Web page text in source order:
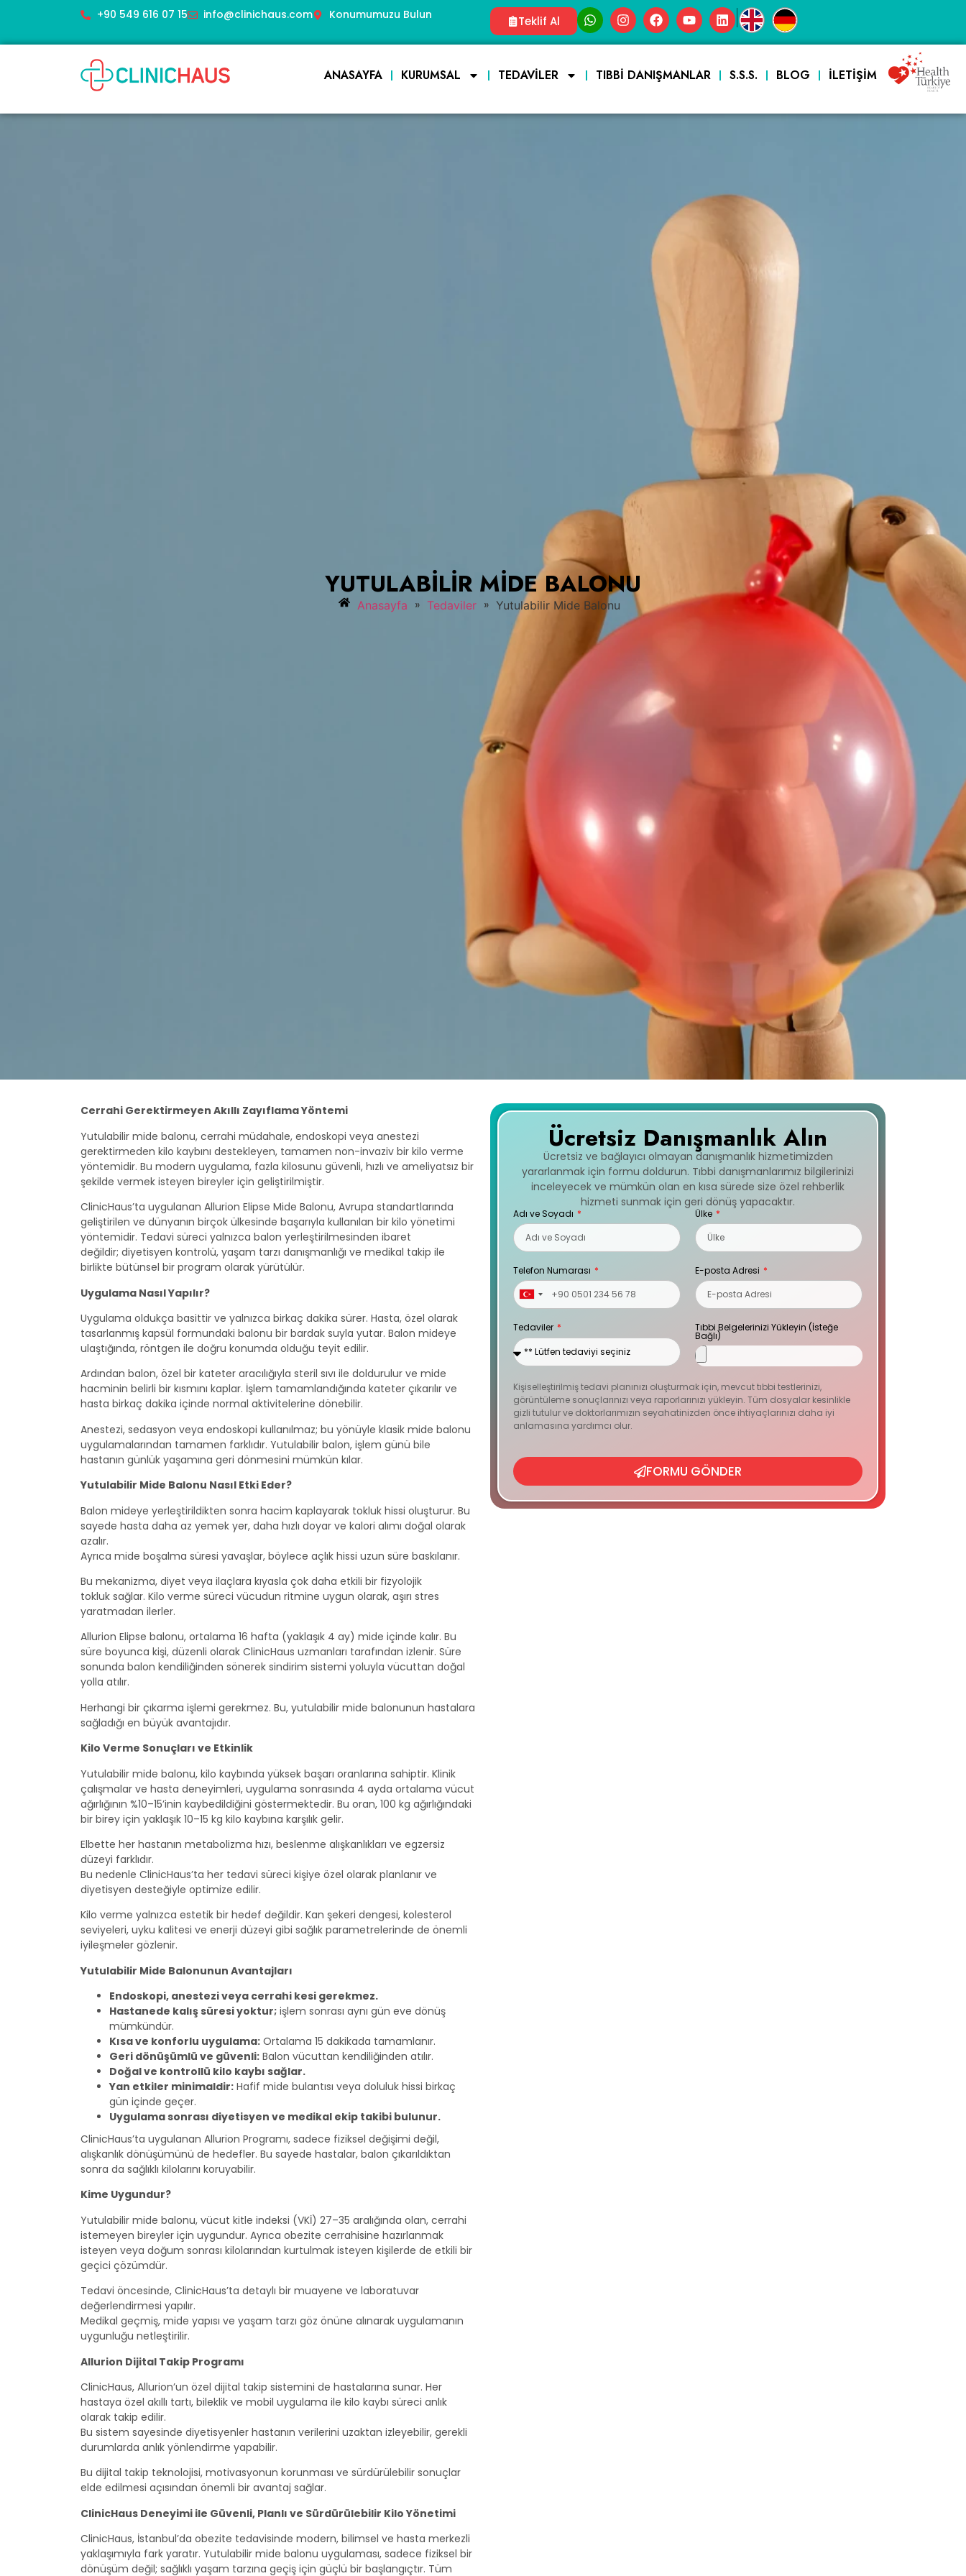
+90 549 616 07 15 info@clinichaus.com Konumumuzu Bulun Teklif Al |
ANASAYFA KURUMSAL TEDAVILER TIBBI DANIŞMANLAR S.S.S. BLOG İLETIŞIM
YUTULABILIR MIDE BALONU
Anasayfa » Tedaviler » Yutulabilir Mide Balonu
Cerrahi Gerektirmeyen Akıllı Zayıflama Yöntemi
Yutulabilir mide balonu, cerrahi müdahale, endoskopi veya anestezi
gerektirmeden kilo kaybını destekleyen, tamamen non-invaziv bir kilo verme
yöntemidir. Bu modern uygulama, fazla kilosunu güvenli, hızlı ve ameliyatsız bir
şekilde vermek isteyen bireyler için geliştirilmiştir.
ClinicHaus’ta uygulanan Allurion Elipse Mide Balonu, Avrupa standartlarında
geliştirilen ve dünyanın birçok ülkesinde başarıyla kullanılan bir kilo yönetimi
yöntemidir. Tedavi süreci yalnızca balon yerleştirilmesinden ibaret
değildir; diyetisyen kontrolü, yaşam tarzı danışmanlığı ve medikal takip ile
birlikte bütünsel bir program olarak yürütülür.
Uygulama Nasıl Yapılır?
Uygulama oldukça basittir ve yalnızca birkaç dakika sürer. Hasta, özel olarak
tasarlanmış kapsül formundaki balonu bir bardak suyla yutar. Balon mideye
ulaştığında, röntgen ile doğru konumda olduğu teyit edilir.
Ardından balon, özel bir kateter aracılığıyla steril sıvı ile doldurulur ve mide
hacminin belirli bir kısmını kaplar. İşlem tamamlandığında kateter çıkarılır ve
hasta birkaç dakika içinde normal aktivitelerine dönebilir.
Anestezi, sedasyon veya endoskopi kullanılmaz; bu yönüyle klasik mide balonu
uygulamalarından tamamen farklıdır. Yutulabilir balon, işlem günü bile
hastanın günlük yaşamına geri dönmesini mümkün kılar.
Yutulabilir Mide Balonu Nasıl Etki Eder?
Balon mideye yerleştirildikten sonra hacim kaplayarak tokluk hissi oluşturur. Bu
sayede hasta daha az yemek yer, daha hızlı doyar ve kalori alımı doğal olarak
azalır.
Ayrıca mide boşalma süresi yavaşlar, böylece açlık hissi uzun süre baskılanır.
Bu mekanizma, diyet veya ilaçlara kıyasla çok daha etkili bir fizyolojik
tokluk sağlar. Kilo verme süreci vücudun ritmine uygun olarak, aşırı stres
yaratmadan ilerler.
Allurion Elipse balonu, ortalama 16 hafta (yaklaşık 4 ay) mide içinde kalır. Bu
süre boyunca kişi, düzenli olarak ClinicHaus uzmanları tarafından izlenir. Süre
sonunda balon kendiliğinden sönerek sindirim sistemi yoluyla vücuttan doğal
yolla atılır.
Herhangi bir çıkarma işlemi gerekmez. Bu, yutulabilir mide balonunun hastalara
sağladığı en büyük avantajıdır.
Kilo Verme Sonuçları ve Etkinlik
Yutulabilir mide balonu, kilo kaybında yüksek başarı oranlarına sahiptir. Klinik
çalışmalar ve hasta deneyimleri, uygulama sonrasında 4 ayda ortalama vücut
ağırlığının %10–15’inin kaybedildiğini göstermektedir. Bu oran, 100 kg ağırlığındaki
bir birey için yaklaşık 10–15 kg kilo kaybına karşılık gelir.
Elbette her hastanın metabolizma hızı, beslenme alışkanlıkları ve egzersiz
düzeyi farklıdır.
Bu nedenle ClinicHaus’ta her tedavi süreci kişiye özel olarak planlanır ve
diyetisyen desteğiyle optimize edilir.
Kilo verme yalnızca estetik bir hedef değildir. Kan şekeri dengesi, kolesterol
seviyeleri, uyku kalitesi ve enerji düzeyi gibi sağlık parametrelerinde de önemli
iyileşmeler gözlenir.
Yutulabilir Mide Balonunun Avantajları
Endoskopi, anestezi veya cerrahi kesi gerekmez.
Hastanede kalış süresi yoktur; işlem sonrası aynı gün eve dönüş
mümkündür.
Kısa ve konforlu uygulama: Ortalama 15 dakikada tamamlanır.
Geri dönüşümlü ve güvenli: Balon vücuttan kendiliğinden atılır.
Doğal ve kontrollü kilo kaybı sağlar.
Yan etkiler minimaldir: Hafif mide bulantısı veya doluluk hissi birkaç
gün içinde geçer.
Uygulama sonrası diyetisyen ve medikal ekip takibi bulunur.
ClinicHaus’ta uygulanan Allurion Programı, sadece fiziksel değişimi değil,
alışkanlık dönüşümünü de hedefler. Bu sayede hastalar, balon çıkarıldıktan
sonra da sağlıklı kilolarını koruyabilir.
Kime Uygundur?
Yutulabilir mide balonu, vücut kitle indeksi (VKİ) 27–35 aralığında olan, cerrahi
istemeyen bireyler için uygundur. Ayrıca obezite cerrahisine hazırlanmak
isteyen veya doğum sonrası kilolarından kurtulmak isteyen kişilerde de etkili bir
geçici çözümdür.
Tedavi öncesinde, ClinicHaus’ta detaylı bir muayene ve laboratuvar
değerlendirmesi yapılır.
Medikal geçmiş, mide yapısı ve yaşam tarzı göz önüne alınarak uygulamanın
uygunluğu netleştirilir.
Allurion Dijital Takip Programı
ClinicHaus, Allurion’un özel dijital takip sistemini de hastalarına sunar. Her
hastaya özel akıllı tartı, bileklik ve mobil uygulama ile kilo kaybı süreci anlık
olarak takip edilir.
Bu sistem sayesinde diyetisyenler hastanın verilerini uzaktan izleyebilir, gerekli
durumlarda anlık yönlendirme yapabilir.
Bu dijital takip teknolojisi, motivasyonun korunması ve sürdürülebilir sonuçlar
elde edilmesi açısından önemli bir avantaj sağlar.
ClinicHaus Deneyimi ile Güvenli, Planlı ve Sürdürülebilir Kilo Yönetimi
ClinicHaus, İstanbul’da obezite tedavisinde modern, bilimsel ve hasta merkezli
yaklaşımıyla fark yaratır. Yutulabilir mide balonu uygulaması, sadece fiziksel bir
dönüşüm değil; sağlıklı yaşam tarzına geçiş için güçlü bir başlangıçtır. Tüm
Ücretsiz Danışmanlık Alın
Ücretsiz ve bağlayıcı olmayan danışmanlık hizmetimizden
yararlanmak için formu doldurun. Tıbbi danışmanlarımız bilgilerinizi
inceleyecek ve mümkün olan en kısa sürede size özel rehberlik
hizmeti sunmak için geri dönüş yapacaktır.
Adı ve Soyadı Ülke
Telefon Numarası
Turkey
E-posta Adresi
Tedaviler Tıbbi Belgelerinizi Yükleyin (İsteğe
Bağlı)
Kişiselleştirilmiş tedavi planınızı oluşturmak için, mevcut tıbbi testlerinizi,
görüntüleme sonuçlarınızı veya raporlarınızı yükleyin. Tüm dosyalar kesinlikle
gizli tutulur ve doktorlarımızın seyahatinizden önce ihtiyaçlarınızı daha iyi
anlamasına yardımcı olur.
FORMU GÖNDER